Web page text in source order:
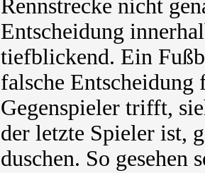
Rennstrecke nicht
Entscheidung
tiefblickend. Ein
falsche
Gegenspieler trifft,
der letzte Spieler ist,
duschen. So gesehen